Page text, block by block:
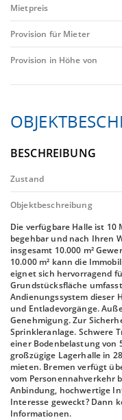
Mietpreis
Provision für Mieter
Provision in Höhe von
BESCHREIBUNG
Zustand
Objektbeschreibung
Die verfügbare Halle ist 10
begehbar und nach Ihren
insgesamt 10.000 m²
10.000 m² kann die
eignet sich hervorragend
Grundstücksfläche
Andienungssystem dieser
und Entladevorgänge.
Genehmigung. Zur
Sprinkleranlage. Schwere
einer Bodenbelastung von
großzügige Lagerhalle in
mieten. Bremen verfügt
vom Personennahverkehr
Anbindung, hochwertige
Interesse geweckt? Dann
Informationen.